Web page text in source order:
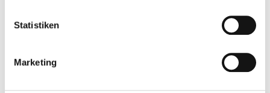
Statistiken
Marketing
VEREINSSATZUNG
WEBSITE